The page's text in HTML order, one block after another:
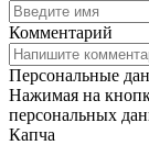
Комментарий
Персональные
Нажимая на
персональных
Капча